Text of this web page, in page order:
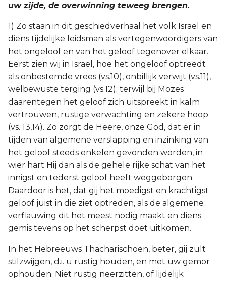
uw zijde, de overwinning teweeg brengen.
1) Zo staan in dit geschiedverhaal het volk Israël en
diens tijdelijke leidsman als vertegenwoordigers van
het ongeloof en van het geloof tegenover elkaar.
Eerst zien wij in Israël, hoe het ongeloof optreedt
als onbestemde vrees (vs.10), onbillijk verwijt (vs.11),
welbewuste terging (vs.12); terwijl bij Mozes
daarentegen het geloof zich uitspreekt in kalm
vertrouwen, rustige verwachting en zekere hoop
(vs. 13,14). Zo zorgt de Heere, onze God, dat er in
tijden van algemene verslapping en inzinking van
het geloof steeds enkelen gevonden worden, in
wier hart Hij dan als de gehele rijke schat van het
innigst en tederst geloof heeft weggeborgen.
Daardoor is het, dat gij het moedigst en krachtigst
geloof juist in die ziet optreden, als de algemene
verflauwing dit het meest nodig maakt en diens
gemis tevens op het scherpst doet uitkomen.
In het Hebreeuws Thacharischoen, beter, gij zult
stilzwijgen, d.i. u rustig houden, en met uw gemor
ophouden. Niet rustig neerzitten, of lijdelijk